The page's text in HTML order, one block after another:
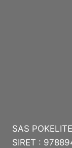
SAS POKELITE
SIRET :